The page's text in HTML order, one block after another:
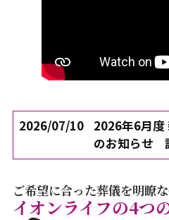
2026/07/10
2026年6月度
のお知らせ
ご希望に合った葬儀を明瞭
イオンライフの4つ